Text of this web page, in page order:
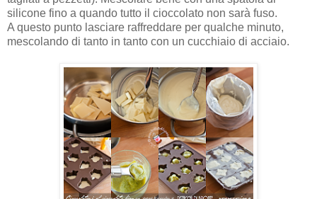
silicone fino a quando tutto il cioccolato non sarà fuso.
A questo punto lasciare raffreddare per qualche minuto,
mescolando di tanto in tanto con un cucchiaio di acciaio.